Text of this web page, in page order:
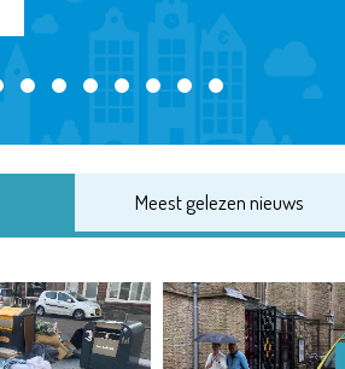
Meest gelezen nieuws